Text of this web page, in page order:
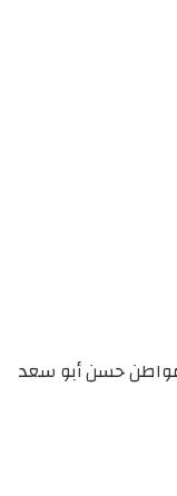
حسن أبو سعد